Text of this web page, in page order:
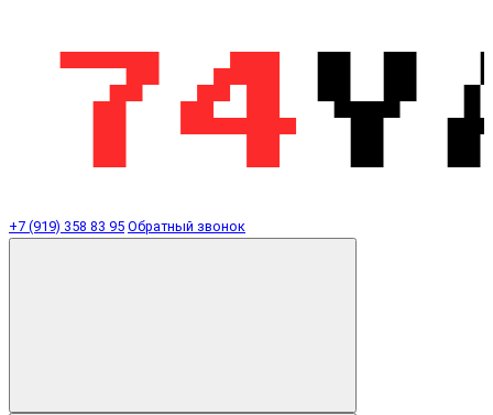
+7 (919) 358 83 95 Обратный звонок